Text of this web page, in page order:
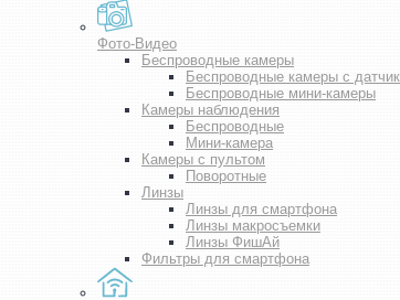
Фото-Видео
Беспроводные камеры
Беспроводные камеры с
Беспроводные мини-камеры
Камеры наблюдения
Беспроводные
Мини-камера
Камеры с пультом
Поворотные
Линзы
Линзы для смартфона
Линзы макросъемки
Линзы ФишАй
Фильтры для смартфона